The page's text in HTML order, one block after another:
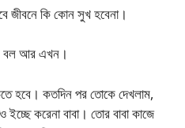
জীবনে কি কোন সুখ হবেনা।
বল আর এখন।
হবে। কতদিন পর তোকে দেখলাম,
করেনা বাবা। তোর বাবা কাজে